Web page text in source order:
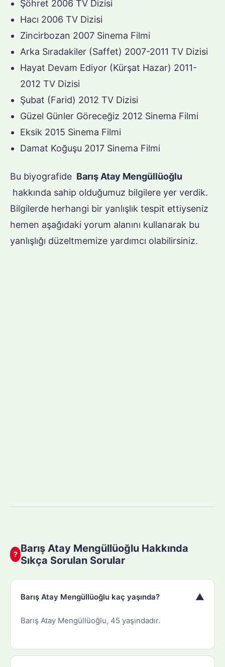
Şöhret 2006 TV Dizisi
Hacı 2006 TV Dizisi
Zincirbozan 2007 Sinema Filmi
Arka Sıradakiler (Saffet) 2007-2011 TV Dizisi
Hayat Devam Ediyor (Kürşat Hazar) 2011-
2012 TV Dizisi
Şubat (Farid) 2012 TV Dizisi
Güzel Günler Göreceğiz 2012 Sinema Filmi
Eksik 2015 Sinema Filmi
Damat Koğuşu 2017 Sinema Filmi
Bu biyografide Barış Atay Mengüllüoğlu
hakkında sahip olduğumuz bilgilere yer verdik.
Bilgilerde herhangi bir yanlışlık tespit ettiyseniz
hemen aşağıdaki yorum alanını kullanarak bu
yanlışlığı düzeltmemize yardımcı olabilirsiniz.
? Barış Atay Mengüllüoğlu Hakkında
Sıkça Sorulan Sorular
Barış Atay Mengüllüoğlu kaç yaşında? ▼
Barış Atay Mengüllüoğlu, 45 yaşındadır.